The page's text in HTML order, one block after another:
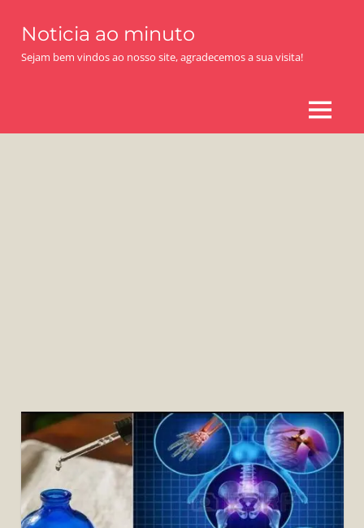
content
Noticia ao minuto
Sejam bem vindos ao nosso site, agradecemos a sua visita!
MENU